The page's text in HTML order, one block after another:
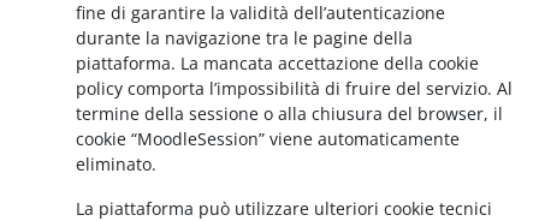
fine di garantire la validità dell’autenticazione
durante la navigazione tra le pagine della
piattaforma. La mancata accettazione della cookie
policy comporta l’impossibilità di fruire del servizio. Al
termine della sessione o alla chiusura del browser, il
cookie “MoodleSession” viene automaticamente
eliminato.
La piattaforma può utilizzare ulteriori cookie tecnici